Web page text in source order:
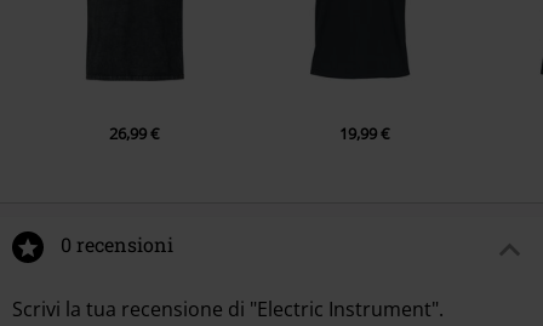
26,99 € 19,99 €
0 recensioni
Scrivi la tua recensione di "Electric Instrument".